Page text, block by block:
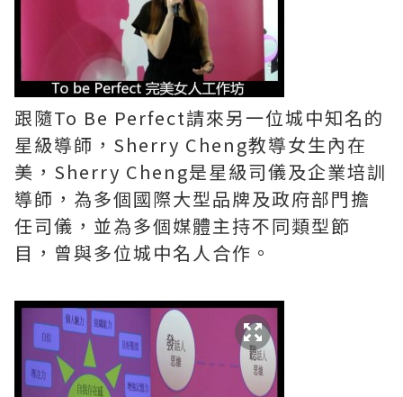
跟隨To Be Perfect請來另一位城中知名的
星級導師，Sherry Cheng教導女生內在
美，Sherry Cheng是星級司儀及企業培訓
導師，為多個國際大型品牌及政府部門擔
任司儀，並為多個媒體主持不同類型節
目，曾與多位城中名人合作。